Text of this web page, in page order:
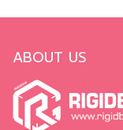
ABOUT US